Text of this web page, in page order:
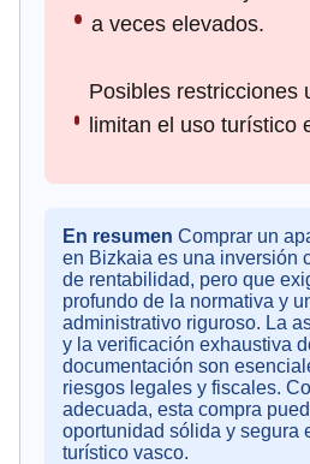
a veces elevados.
Posibles restricciones
limitan el uso turístico
En resumen Comprar un
en Bizkaia es una inversión
de rentabilidad, pero que
profundo de la normativa y
administrativo riguroso. La
y la verificación exhaustiva
documentación son
riesgos legales y fiscales.
adecuada, esta compra
oportunidad sólida y segura
turístico vasco.